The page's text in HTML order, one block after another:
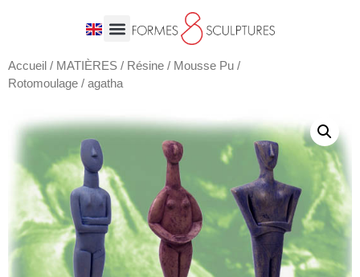
Accueil / MATIÈRES / Résine / Mousse Pu /
Rotomoulage / agatha